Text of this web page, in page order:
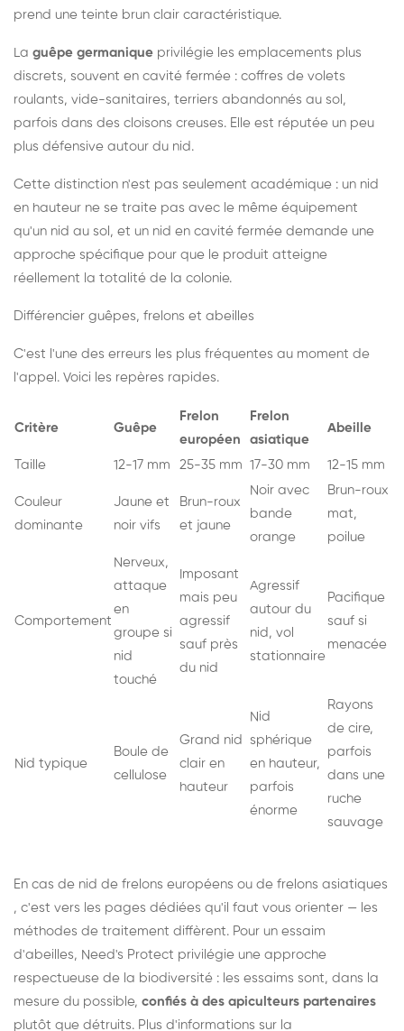
prend une teinte brun clair caractéristique.
La guêpe germanique privilégie les emplacements plus
discrets, souvent en cavité fermée : coffres de volets
roulants, vide-sanitaires, terriers abandonnés au sol,
parfois dans des cloisons creuses. Elle est réputée un peu
plus défensive autour du nid.
Cette distinction n'est pas seulement académique : un nid
en hauteur ne se traite pas avec le même équipement
qu'un nid au sol, et un nid en cavité fermée demande une
approche spécifique pour que le produit atteigne
réellement la totalité de la colonie.
Différencier guêpes, frelons et abeilles
C'est l'une des erreurs les plus fréquentes au moment de
l'appel. Voici les repères rapides.
Critère Guêpe
Frelon
européen
Frelon
asiatique
Abeille
Taille 12-17 mm 25-35 mm 17-30 mm 12-15 mm
Couleur
dominante
Jaune et
noir vifs
Brun-roux
et jaune
Noir avec
bande
orange
Brun-roux
mat,
poilue
Comportement
Nerveux,
attaque
en
groupe si
nid
touché
Imposant
mais peu
agressif
sauf près
du nid
Agressif
autour du
nid, vol
stationnaire
Pacifique
sauf si
menacée
Nid typique
Boule de
cellulose
Grand nid
clair en
hauteur
Nid
sphérique
en hauteur,
parfois
énorme
Rayons
de cire,
parfois
dans une
ruche
sauvage
En cas de nid de frelons européens ou de frelons asiatiques
, c'est vers les pages dédiées qu'il faut vous orienter — les
méthodes de traitement diffèrent. Pour un essaim
d'abeilles, Need's Protect privilégie une approche
respectueuse de la biodiversité : les essaims sont, dans la
mesure du possible, confiés à des apiculteurs partenaires
plutôt que détruits. Plus d'informations sur la